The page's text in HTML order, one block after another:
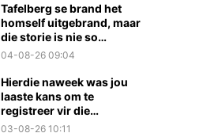
Tafelberg se brand het
homself uitgebrand, maar
die storie is nie so
eenvoudig nie
04-08-26 09:04
Hierdie naweek was jou
laaste kans om te
registreer vir die
munisipale verkiesings
03-08-26 10:11